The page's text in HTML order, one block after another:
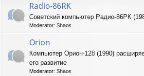
Radio-86RK
Советский компьютер Радио-86РК
Moderator: Shaos
Orion
Компьютер Орион-128 (1990)
его развитие
Moderator: Shaos